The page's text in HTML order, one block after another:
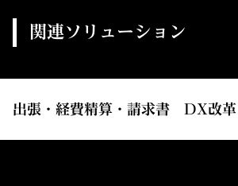
関連ソリューション
出張・経費精算・請求書 DX改革